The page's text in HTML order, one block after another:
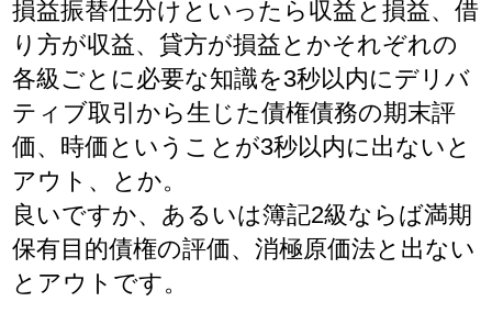
損益振替仕分けといったら収益と損益、借
り方が収益、貸方が損益とかそれぞれの
各級ごとに必要な知識を3秒以内にデリバ
ティブ取引から生じた債権債務の期末評
価、時価ということが3秒以内に出ないと
アウト、とか。
良いですか、あるいは簿記2級ならば満期
保有目的債権の評価、消極原価法と出ない
とアウトです。